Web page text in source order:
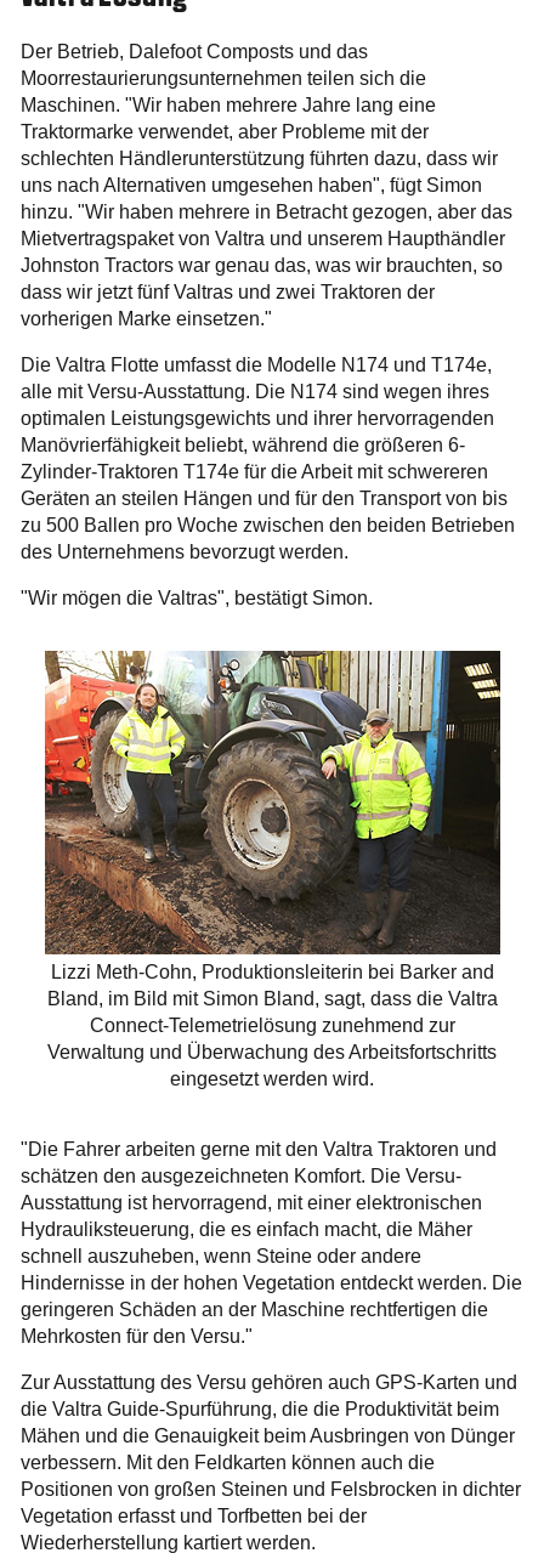
Der Betrieb, Dalefoot Composts und das
Moorrestaurierungsunternehmen teilen sich die
Maschinen. "Wir haben mehrere Jahre lang eine
Traktormarke verwendet, aber Probleme mit der
schlechten Händlerunterstützung führten dazu, dass wir
uns nach Alternativen umgesehen haben", fügt Simon
hinzu. "Wir haben mehrere in Betracht gezogen, aber das
Mietvertragspaket von Valtra und unserem Haupthändler
Johnston Tractors war genau das, was wir brauchten, so
dass wir jetzt fünf Valtras und zwei Traktoren der
vorherigen Marke einsetzen."
Die Valtra Flotte umfasst die Modelle N174 und T174e,
alle mit Versu-Ausstattung. Die N174 sind wegen ihres
optimalen Leistungsgewichts und ihrer hervorragenden
Manövrierfähigkeit beliebt, während die größeren 6-
Zylinder-Traktoren T174e für die Arbeit mit schwereren
Geräten an steilen Hängen und für den Transport von bis
zu 500 Ballen pro Woche zwischen den beiden Betrieben
des Unternehmens bevorzugt werden.
"Wir mögen die Valtras", bestätigt Simon.
Lizzi Meth-Cohn, Produktionsleiterin bei Barker and
Bland, im Bild mit Simon Bland, sagt, dass die Valtra
Connect-Telemetrielösung zunehmend zur
Verwaltung und Überwachung des Arbeitsfortschritts
eingesetzt werden wird.
"Die Fahrer arbeiten gerne mit den Valtra Traktoren und
schätzen den ausgezeichneten Komfort. Die Versu-
Ausstattung ist hervorragend, mit einer elektronischen
Hydrauliksteuerung, die es einfach macht, die Mäher
schnell auszuheben, wenn Steine oder andere
Hindernisse in der hohen Vegetation entdeckt werden. Die
geringeren Schäden an der Maschine rechtfertigen die
Mehrkosten für den Versu."
Zur Ausstattung des Versu gehören auch GPS-Karten und
die Valtra Guide-Spurführung, die die Produktivität beim
Mähen und die Genauigkeit beim Ausbringen von Dünger
verbessern. Mit den Feldkarten können auch die
Positionen von großen Steinen und Felsbrocken in dichter
Vegetation erfasst und Torfbetten bei der
Wiederherstellung kartiert werden.